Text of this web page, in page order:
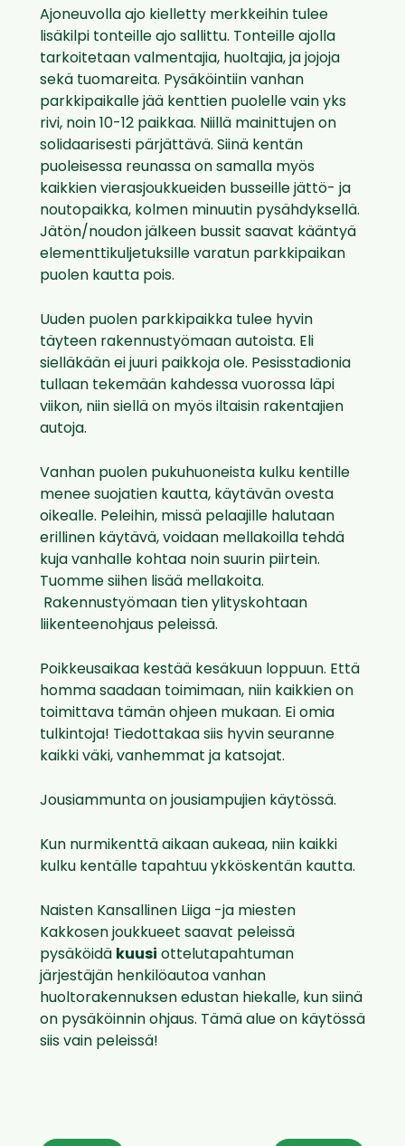
Ajoneuvolla ajo kielletty merkkeihin tulee
lisäkilpi tonteille ajo sallittu. Tonteille ajolla
tarkoitetaan valmentajia, huoltajia, ja jojoja
sekä tuomareita. Pysäköintiin vanhan
parkkipaikalle jää kenttien puolelle vain yks
rivi, noin 10-12 paikkaa. Niillä mainittujen on
solidaarisesti pärjättävä. Siinä kentän
puoleisessa reunassa on samalla myös
kaikkien vierasjoukkueiden busseille jättö- ja
noutopaikka, kolmen minuutin pysähdyksellä.
Jätön/noudon jälkeen bussit saavat kääntyä
elementtikuljetuksille varatun parkkipaikan
puolen kautta pois.
Uuden puolen parkkipaikka tulee hyvin
täyteen rakennustyömaan autoista. Eli
sielläkään ei juuri paikkoja ole. Pesisstadionia
tullaan tekemään kahdessa vuorossa läpi
viikon, niin siellä on myös iltaisin rakentajien
autoja.
Vanhan puolen pukuhuoneista kulku kentille
menee suojatien kautta, käytävän ovesta
oikealle. Peleihin, missä pelaajille halutaan
erillinen käytävä, voidaan mellakoilla tehdä
kuja vanhalle kohtaa noin suurin piirtein.
Tuomme siihen lisää mellakoita.
Rakennustyömaan tien ylityskohtaan
liikenteenohjaus peleissä.
Poikkeusaikaa kestää kesäkuun loppuun. Että
homma saadaan toimimaan, niin kaikkien on
toimittava tämän ohjeen mukaan. Ei omia
tulkintoja! Tiedottakaa siis hyvin seuranne
kaikki väki, vanhemmat ja katsojat.
Jousiammunta on jousiampujien käytössä.
Kun nurmikenttä aikaan aukeaa, niin kaikki
kulku kentälle tapahtuu ykköskentän kautta.
Naisten Kansallinen Liiga -ja miesten
Kakkosen joukkueet saavat peleissä
pysäköidä kuusi ottelutapahtuman
järjestäjän henkilöautoa vanhan
huoltorakennuksen edustan hiekalle, kun siinä
on pysäköinnin ohjaus. Tämä alue on käytössä
siis vain peleissä!